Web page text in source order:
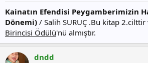
Kainatın Efendisi Peygamberimizin
Dönemi) / Salih SURUÇ .Bu kitap 2.cilttir
Birincisi Ödülü'nü almıştır.
dndd